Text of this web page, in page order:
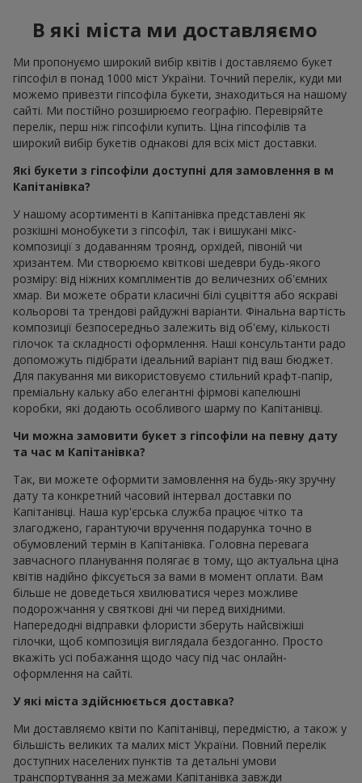
В які міста ми доставляємо
Ми пропонуємо широкий вибір квітів і доставляємо букет
гіпсофіл в понад 1000 міст України. Точний перелік, куди ми
можемо привезти гіпсофіла букети, знаходиться на нашому
сайті. Ми постійно розширюємо географію. Перевіряйте
перелік, перш ніж гіпсофіли купить. Ціна гіпсофілів та
широкий вибір букетів однакові для всіх міст доставки.
Які букети з гіпсофіли доступні для замовлення в м
Капітанівка?
У нашому асортименті в Капітанівка представлені як
розкішні монобукети з гіпсофіл, так і вишукані мікс-
композиції з додаванням троянд, орхідей, півоній чи
хризантем. Ми створюємо квіткові шедеври будь-якого
розміру: від ніжних компліментів до величезних об'ємних
хмар. Ви можете обрати класичні білі суцвіття або яскраві
кольорові та трендові райдужні варіанти. Фінальна вартість
композиції безпосередньо залежить від об'єму, кількості
гілочок та складності оформлення. Наші консультанти радо
допоможуть підібрати ідеальний варіант під ваш бюджет.
Для пакування ми використовуємо стильний крафт-папір,
преміальну кальку або елегантні фірмові капелюшні
коробки, які додають особливого шарму по Капітанівці.
Чи можна замовити букет з гіпсофіли на певну дату
та час м Капітанівка?
Так, ви можете оформити замовлення на будь-яку зручну
дату та конкретний часовий інтервал доставки по
Капітанівці. Наша кур'єрська служба працює чітко та
злагоджено, гарантуючи вручення подарунка точно в
обумовлений термін в Капітанівка. Головна перевага
завчасного планування полягає в тому, що актуальна ціна
квітів надійно фіксується за вами в момент оплати. Вам
більше не доведеться хвилюватися через можливе
подорожчання у святкові дні чи перед вихідними.
Напередодні відправки флористи зберуть найсвіжіші
гілочки, щоб композиція виглядала бездоганно. Просто
вкажіть усі побажання щодо часу під час онлайн-
оформлення на сайті.
У які міста здійснюється доставка?
Ми доставляємо квіти по Капітанівці, передмістю, а також у
більшість великих та малих міст України. Повний перелік
доступних населених пунктів та детальні умови
транспортування за межами Капітанівка завжди